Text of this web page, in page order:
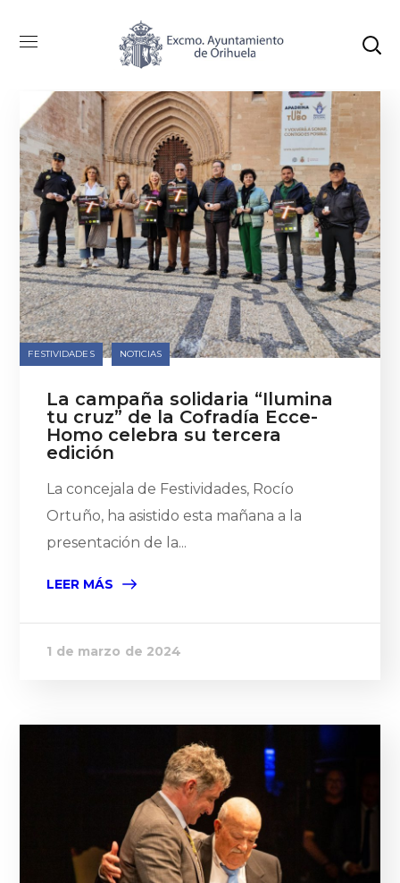
Categoría: Festividades
FESTIVIDADES NOTICIAS
La campaña solidaria “Ilumina
tu cruz” de la Cofradía Ecce-
Homo celebra su tercera
edición
La concejala de Festividades, Rocío
Ortuño, ha asistido esta mañana a la
presentación de la...
LEER MÁS
1 de marzo de 2024